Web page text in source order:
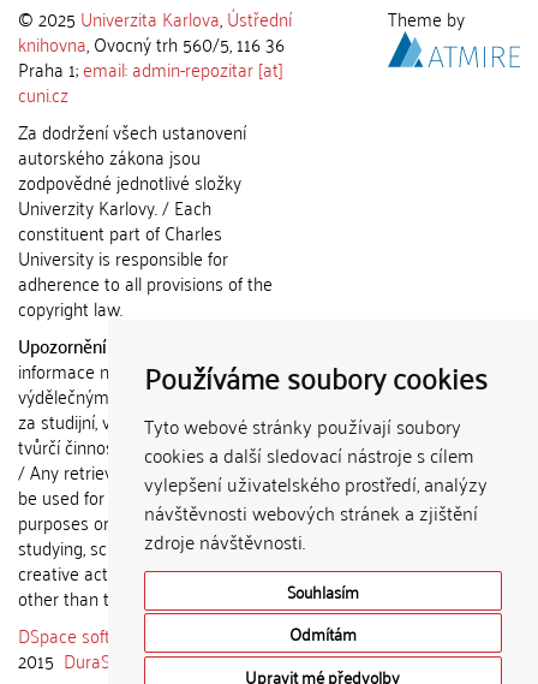
Používáme soubory cookies
Tyto webové stránky používají soubory
cookies a další sledovací nástroje s cílem
vylepšení uživatelského prostředí, analýzy
návštěvnosti webových stránek a zjištění
zdroje návštěvnosti.
Souhlasím
Odmítám
Upravit mé předvolby
© 2025 Univerzita Karlova,Ústřední
knihovna, Ovocný trh 560/5, 116 36
Praha 1;email: admin-repozitar [at]
cuni.cz
Za dodržení všech ustanovení
autorského zákona jsou
zodpovědné jednotlivé složky
Univerzity Karlovy. / Each
constituent part of Charles
University is responsible for
adherence to all provisions of the
copyright law.
Upozornění / Notice:
informace nemohou být použity k
výdělečným účelům nebo vydávány
za studijní, vědeckou nebo jinou
tvůrčí činnost jiné osoby než autora.
/ Any retrieved information shall not
be used for any commercial
purposes or claimed as results of
studying, scientific or any other
creative activities of any person
other than the author.
DSpace software
copyright © 2002-
2015 DuraSpace
Theme by